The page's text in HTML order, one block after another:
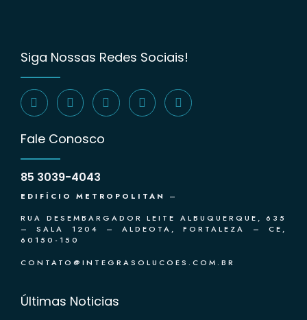
Últimas Noticias
Fale Conosco
85 3039-4043
EDIFÍCIO METROPOLITAN –
RUA DESEMBARGADOR LEITE ALBUQUERQUE, 635
– SALA 1204 – ALDEOTA, FORTALEZA – CE,
60150-150
CONTATO@INTEGRASOLUCOES.COM.BR
Siga Nossas Redes Sociais!